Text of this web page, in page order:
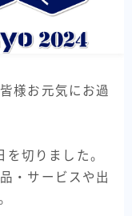
様お元気にお過
切りました。
・サービスや出